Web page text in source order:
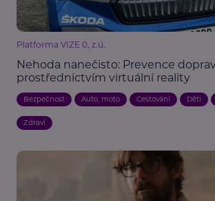
Platforma VIZE 0, z.ú.
Nehoda nanečisto: Prevence
prostřednictvím virtuální reality
Bezpečnost Auto, moto Cestování Děti
Zdraví